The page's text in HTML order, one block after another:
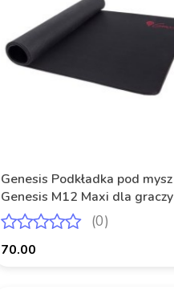
Genesis Podkładka pod mysz
Genesis M12 Maxi dla graczy
(0)
70.00